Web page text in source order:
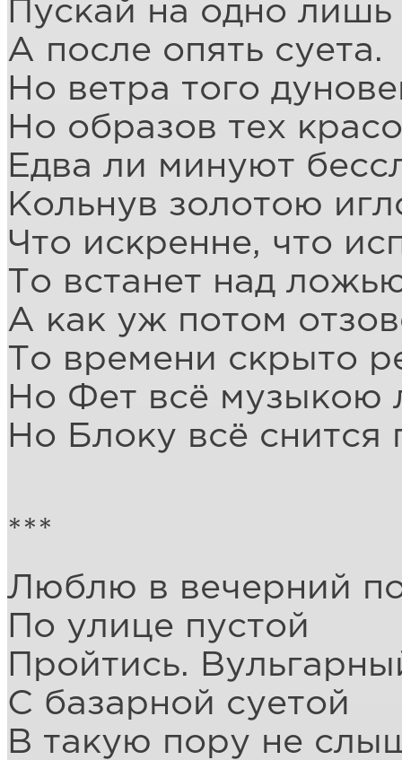
Пускай на одно лишь
А после опять суета.
Но ветра того
Но образов тех
Едва ли минуют
Кольнув золотою
Что искренне, что
То встанет над
А как уж потом
То времени скрыто
Но Фет всё музыкою
Но Блоку всё снится
***
Люблю в вечерний
По улице пустой
Пройтись.
С базарной суетой
В такую пору не